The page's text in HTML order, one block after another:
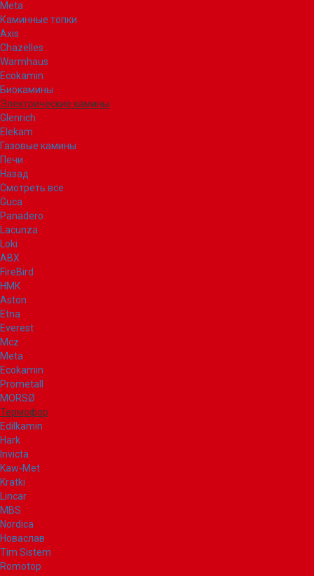
Meta
Каминные топки
Axis
Chazelles
Warmhaus
Ecokamin
Биокамины
Электрические камины
Glenrich
Elekam
Газовые камины
Печи
Назад
Смотреть все
Guca
Panadero
Lacunza
Loki
ABX
FireBird
НМК
Aston
Etna
Everest
Mcz
Meta
Ecokamin
Prometall
MORSØ
Термофор
Edilkamin
Hark
Invicta
Kaw-Met
Kratki
Lincar
MBS
Nordica
Новаслав
Tim Sistem
Romotop